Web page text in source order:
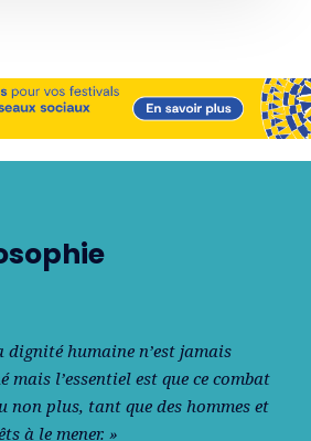
dignité humaine n’est jamais
mais l’essentiel est que ce combat
non plus, tant que des hommes et
à le mener. »